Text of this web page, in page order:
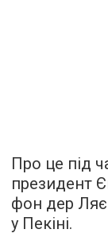
Про це під
президент
фон дер
у Пекіні.